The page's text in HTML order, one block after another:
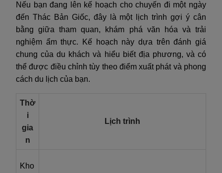
Nếu bạn đang lên kế hoạch cho chuyến đi một ngày
đến Thác Bản Giốc, đây là một lịch trình gợi ý cân
bằng giữa tham quan, khám phá văn hóa và trải
nghiệm ẩm thực. Kế hoạch này dựa trên đánh giá
chung của du khách và hiểu biết địa phương, và có
thể được điều chỉnh tùy theo điểm xuất phát và phong
cách du lịch của bạn.
Thờ
i
gia
n
Lịch trình
Kho